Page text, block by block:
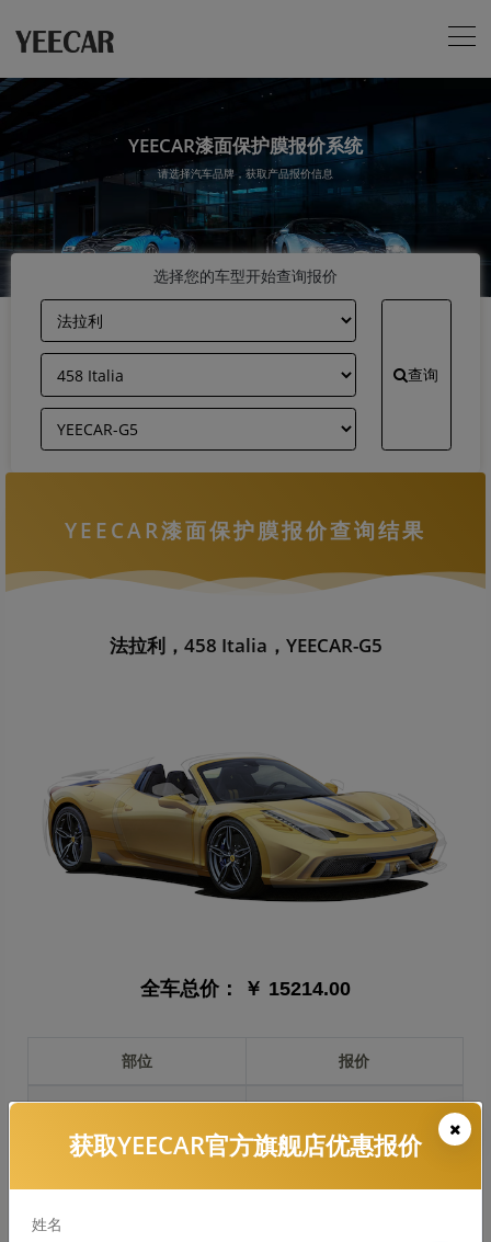
YEECAR漆面保护膜报价系统
请选择汽车品牌，获取产品报价信息
选择您的车型开始查询报价
查询
YEECAR漆面保护膜报价查询结果
法拉利，458 Italia，YEECAR-G5
全车总价： ￥ 15214.00
部位 报价
前保险杠 ￥3193.00
引擎盖 ￥2771.00
获取YEECAR官方旗舰店优惠报价
姓名